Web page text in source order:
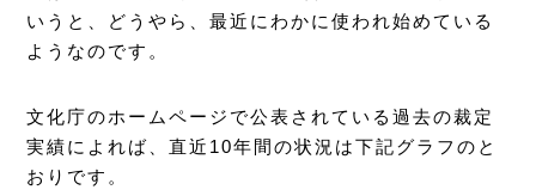
いうと、どうやら、最近にわかに使われ始めている
ようなのです。
文化庁のホームページで公表されている過去の裁定
実績によれば、直近10年間の状況は下記グラフのと
おりです。